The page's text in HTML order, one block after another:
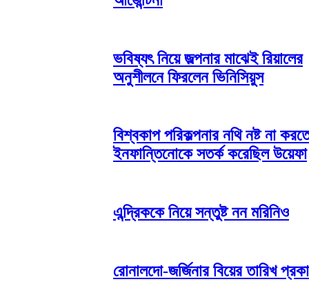
ভবিষ্যৎ নিয়ে জল্পনার মাঝেই রিয়ালের
অনুশীলনে ফিরলেন ভিনিসিয়ুস
বিশ্বকাপ পরিকল্পনার নথি নষ্ট না
ইনফান্তিনোকে সতর্ক করেছিল উয়েফা
এন্দ্রিককে নিয়ে সন্তুষ্ট নন মরিনিও
রোনালদো-জর্জিনার বিয়ের তারিখ